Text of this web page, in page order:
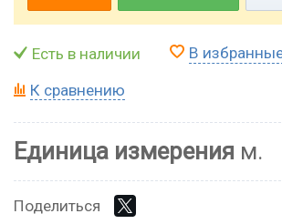
Есть в наличии В
К сравнению
Единица измерения м.
Поделиться